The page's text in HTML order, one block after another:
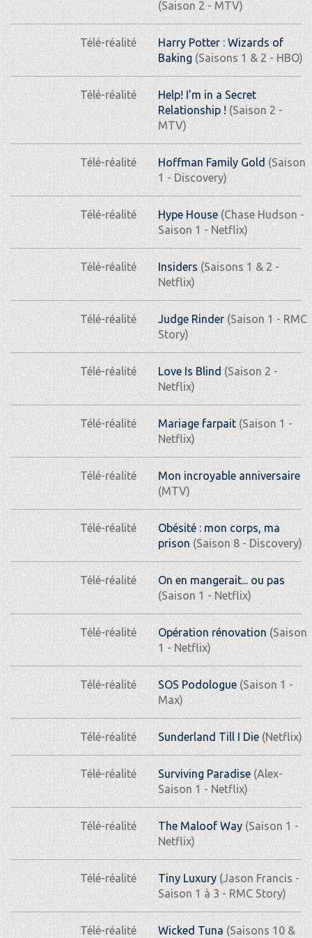
(Saison 2 - MTV)
Télé-réalité
Harry Potter : Wizards of
Baking(Saisons 1 & 2 - HBO)
Télé-réalité
Help! I'm in a Secret
Relationship ! (Saison 2 -
MTV)
Télé-réalité Hoffman Family Gold (Saison
1 - Discovery)
Télé-réalité Hype House(Chase Hudson -
Saison 1 - Netflix)
Télé-réalité Insiders(Saisons 1 & 2 -
Netflix)
Télé-réalité Judge Rinder(Saison 1 - RMC
Story)
Télé-réalité Love Is Blind (Saison 2 -
Netflix)
Télé-réalité Mariage farpait(Saison 1 -
Netflix)
Télé-réalité
Mon incroyable anniversaire
(MTV)
Télé-réalité
Obésité : mon corps, ma
prison(Saison 8 - Discovery)
Télé-réalité
On en mangerait... ou pas
(Saison 1 - Netflix)
Télé-réalité Opération rénovation (Saison
1 - Netflix)
Télé-réalité SOS Podologue (Saison 1 -
Max)
Télé-réalité Sunderland Till I Die(Netflix)
Télé-réalité Surviving Paradise(Alex-
Saison 1 - Netflix)
Télé-réalité The Maloof Way(Saison 1 -
Netflix)
Télé-réalité Tiny Luxury(Jason Francis -
Saison 1 à 3 - RMC Story)
Télé-réalité Wicked Tuna(Saisons 10 &